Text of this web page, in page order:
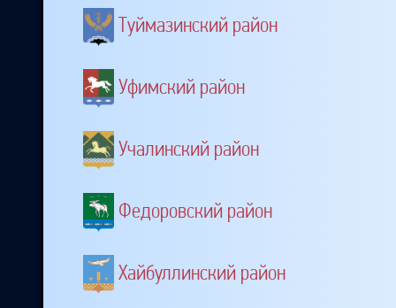
Туймазинский район
Уфимский район
Учалинский район
Федоровский район
Хайбуллинский район